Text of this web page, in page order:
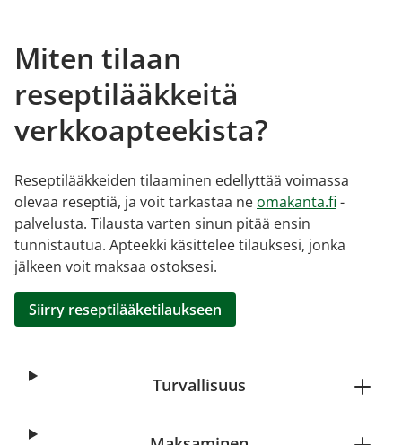
Miten tilaan
reseptilääkkeitä
verkkoapteekista?
Reseptilääkkeiden tilaaminen edellyttää voimassa
olevaa reseptiä, ja voit tarkastaa ne omakanta.fi -
palvelusta. Tilausta varten sinun pitää ensin
tunnistautua. Apteekki käsittelee tilauksesi, jonka
jälkeen voit maksaa ostoksesi.
Siirry reseptilääketilaukseen
Turvallisuus